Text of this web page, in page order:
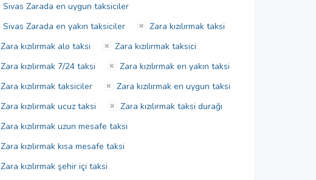
Sivas Zarada en uygun taksiciler
Sivas Zarada en yakın taksiciler
Zara kızılırmak taksi
Zara kızılırmak alo taksi
Zara kızılırmak taksici
Zara kızılırmak 7/24 taksi
Zara kızılırmak en yakın taksi
Zara kızılırmak taksiciler
Zara kızılırmak en uygun taksi
Zara kızılırmak ucuz taksi
Zara kızılırmak taksi durağı
Zara kızılırmak uzun mesafe taksi
Zara kızılırmak kısa mesafe taksi
Zara kızılırmak şehir içi taksi